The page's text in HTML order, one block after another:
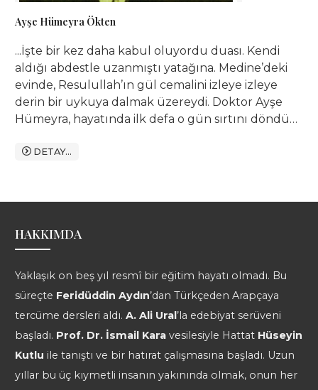
Ayşe Hümeyra Ökten
...İşte bir kez daha kabul oluyordu duası. Kendi
aldığı abdestle uzanmıştı yatağına. Medine’deki
evinde, Resulullah’ın gül cemalini izleye izleye
derin bir uykuya dalmak üzereydi. Doktor Ayşe
Hümeyra, hayatında ilk defa o gün sırtını döndü
Bâkî’ye çağırıyordu onu.
DETAY...
HAKKIMDA
Yaklaşık on beş yıl resmî bir eğitim hayatı olmadı. Bu
süreçte Feridüddin Aydın’dan Türkçeden Arapçaya
tercüme dersleri aldı. A. Ali Ural’la edebiyat serüveni
başladı. Prof. Dr. İsmail Karavesilesiyle Hattat Hüseyin
Kutlu ile tanıştı ve bir hatırat çalışmasına başladı. Uzun
yıllar bu üç kıymetli insanın yakınında olmak, onun her